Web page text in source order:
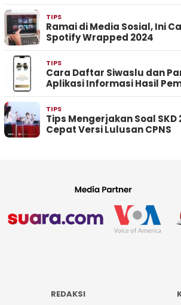
TIPS
Ramai di Media Sosial, Ini
Spotify Wrapped 2024
TIPS
Cara Daftar Siwaslu dan
Aplikasi Informasi Hasil
TIPS
Tips Mengerjakan Soal
Cepat Versi Lulusan CPNS
REDAKSI